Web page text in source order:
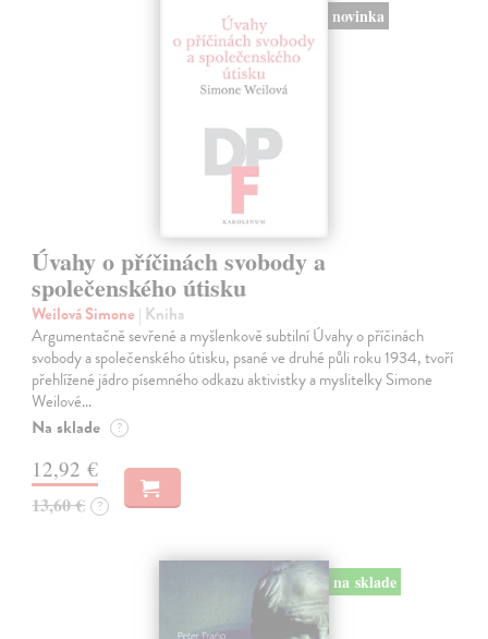
novinka
Úvahy o příčinách svobody a
společenského útisku
Weilová Simone | Kniha
Argumentačně sevřené a myšlenkově subtilní Úvahy o příčinách
svobody a společenského útisku, psané ve druhé půli roku 1934, tvoří
přehlížené jádro písemného odkazu aktivistky a myslitelky Simone
Weilové…
Na sklade ?
12,92 €
13,60 € ?
na sklade